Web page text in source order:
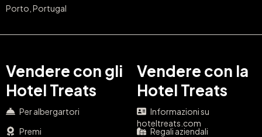
Porto, Portugal
Vendere con gli
Hotel Treats
Per albergartori
Premi
Vendere con la
Hotel Treats
Informazioni su
hoteltreats.com
Regali aziendali